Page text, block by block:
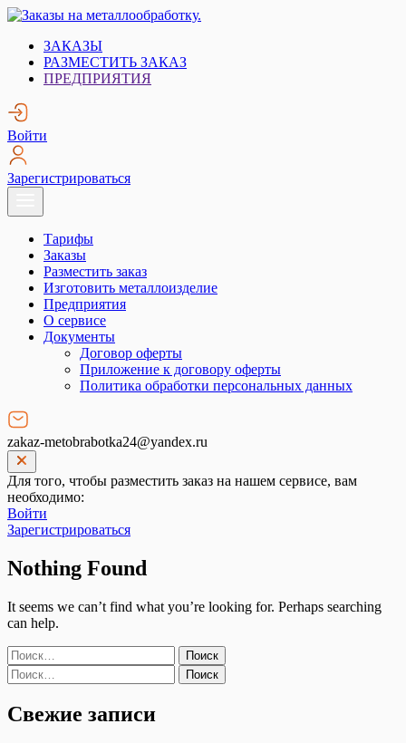
Skip
content
Заказы на металлообработку.
Металлообработка. Открытые заказы на металлообработку.
ЗАКАЗЫ
РАЗМЕСТИТЬ ЗАКАЗ
ПРЕДПРИЯТИЯ
Войти
Зарегистрироваться
Тарифы
Заказы
Разместить заказ
Изготовить металлоизделие
Предприятия
О сервисе
Документы
Договор оферты
Приложение к договору оферты
Политика обработки персональных данных
zakaz-metobrabotka24@yandex.ru
Для того, чтобы разместить заказ на нашем сервисе, вам
необходимо:
Войти
Зарегистрироваться
Nothing Found
It seems we can’t find what you’re looking for. Perhaps searching
can help.
Найти:
Найти:
Свежие записи